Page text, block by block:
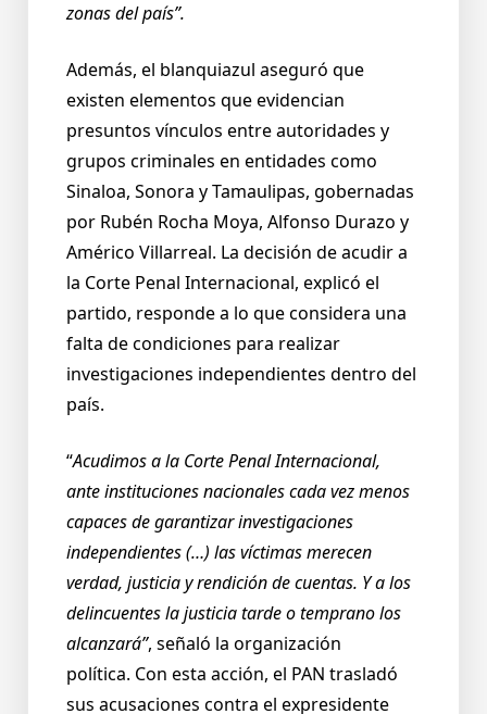
zonas del país”.
Además, el blanquiazul aseguró que
existen elementos que evidencian
presuntos vínculos entre autoridades y
grupos criminales en entidades como
Sinaloa, Sonora y Tamaulipas, gobernadas
por Rubén Rocha Moya, Alfonso Durazo y
Américo Villarreal. La decisión de acudir a
la Corte Penal Internacional, explicó el
partido, responde a lo que considera una
falta de condiciones para realizar
investigaciones independientes dentro del
país.
“Acudimos a la Corte Penal Internacional,
ante instituciones nacionales cada vez menos
capaces de garantizar investigaciones
independientes (…) las víctimas merecen
verdad, justicia y rendición de cuentas. Y a los
delincuentes la justicia tarde o temprano los
alcanzará”, señaló la organización
política. Con esta acción, el PAN trasladó
sus acusaciones contra el expresidente